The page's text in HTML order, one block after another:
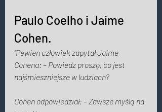
Paulo Coelho i Jaime
Cohen.
“Pewien człowiek zapytał Jaime
Cohena: – Powiedz proszę, co jest
najśmieszniejsze w ludziach?
Cohen odpowiedział: – Zawsze myślą na